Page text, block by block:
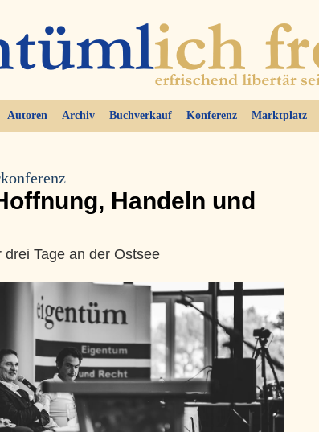
Autoren Archiv Buchverkauf Konferenz Marktplatz
Handeln und
Tage an der Ostsee